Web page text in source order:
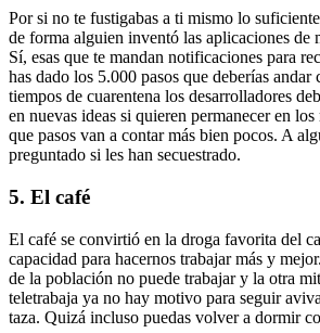
Por si no te fustigabas a ti mismo lo
de forma alguien inventó las aplicaciones de
Sí, esas que te mandan notificaciones para
has dado los 5.000 pasos que deberías andar
tiempos de cuarentena los desarrolladores
en nuevas ideas si quieren permanecer en
que pasos van a contar más bien pocos. A
preguntado si les han secuestrado.
5. El café
El café se convirtió en la droga favorita del
capacidad para hacernos trabajar más y
de la población no puede trabajar y la otra
teletrabaja ya no hay motivo para seguir
taza. Quizá incluso puedas volver a dormir